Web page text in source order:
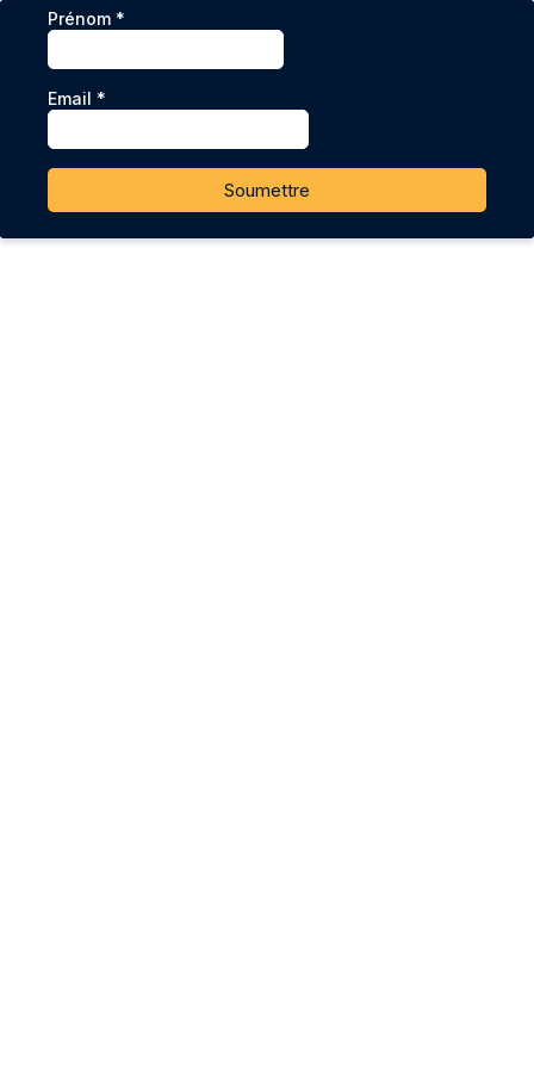
Prénom *
Email *
Soumettre